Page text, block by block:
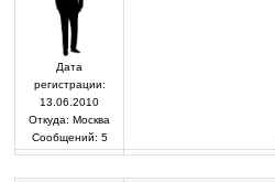
Дата
регистрации:
13.06.2010
Откуда: Москва
Сообщений: 5